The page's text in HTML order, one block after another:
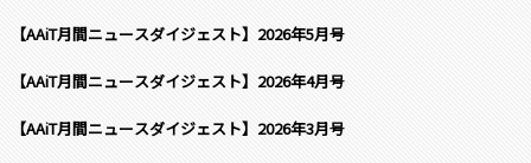
【AAiT月間ニュースダイジェスト】2026年5月号
【AAiT月間ニュースダイジェスト】2026年4月号
【AAiT月間ニュースダイジェスト】2026年3月号